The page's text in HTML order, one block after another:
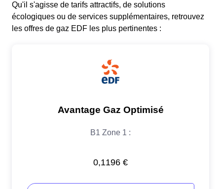
Qu'il s'agisse de tarifs attractifs, de solutions
écologiques ou de services supplémentaires, retrouvez
les offres de gaz EDF les plus pertinentes :